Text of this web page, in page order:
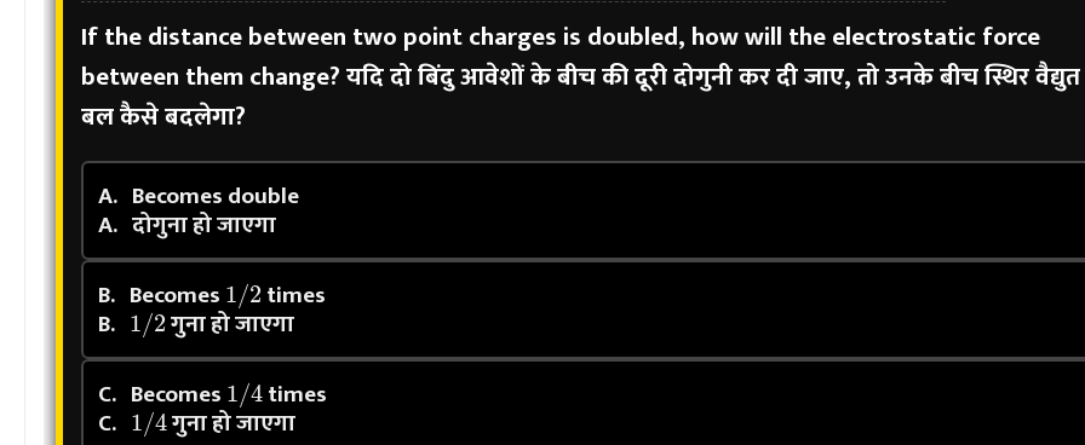
If the distance between two point charges is doubled, how will the electrostatic force
between them change?यदि दो बिंदु आवेशों के बीच की दूरी दोगुनी कर दी जाए, तो उनके बीच स्थिर वैद्युत
बल कैसे बदलेगा?
A. Becomes double
A. दोगुना हो जाएगा
B. Becomes1/2 times
B. 1/2 गुना हो जाएगा
C. Becomes1/4 times
C. 1/4 गुना हो जाएगा